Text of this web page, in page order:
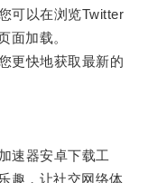
以在浏览Twitter
面加载。
快地获取最新的
器安卓下载工
趣，让社交网络体